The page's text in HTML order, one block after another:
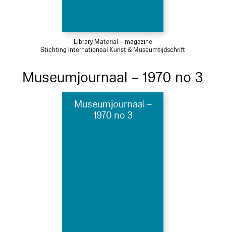
Library Material – magazine
Stichting Internationaal Kunst & Museumtijdschrift
Museumjournaal – 1970 no 3
Museumjournaal –
1970 no 3